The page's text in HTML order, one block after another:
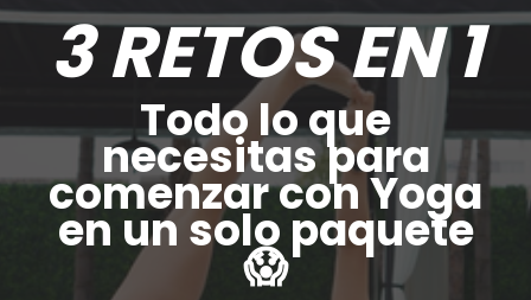
3 RETOS EN 1
Todo lo que
necesitas para
comenzar con Yoga
en un solo paquete
😱